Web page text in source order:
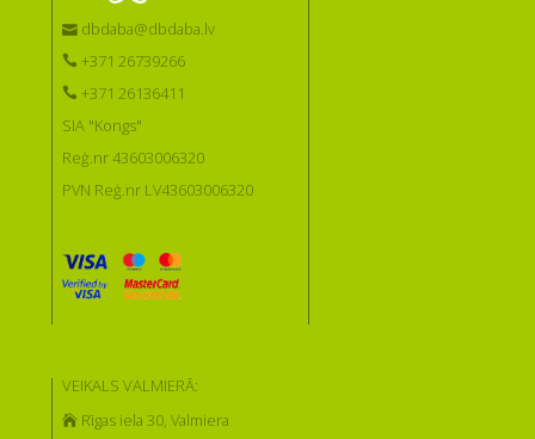
dbdaba@dbdaba.lv
+371 26739266
+371 26136411
SIA "Kongs"
Reģ.nr 43603006320
PVN Reģ.nr LV43603006320
VEIKALS VALMIERĀ:
Rīgas iela 30, Valmiera